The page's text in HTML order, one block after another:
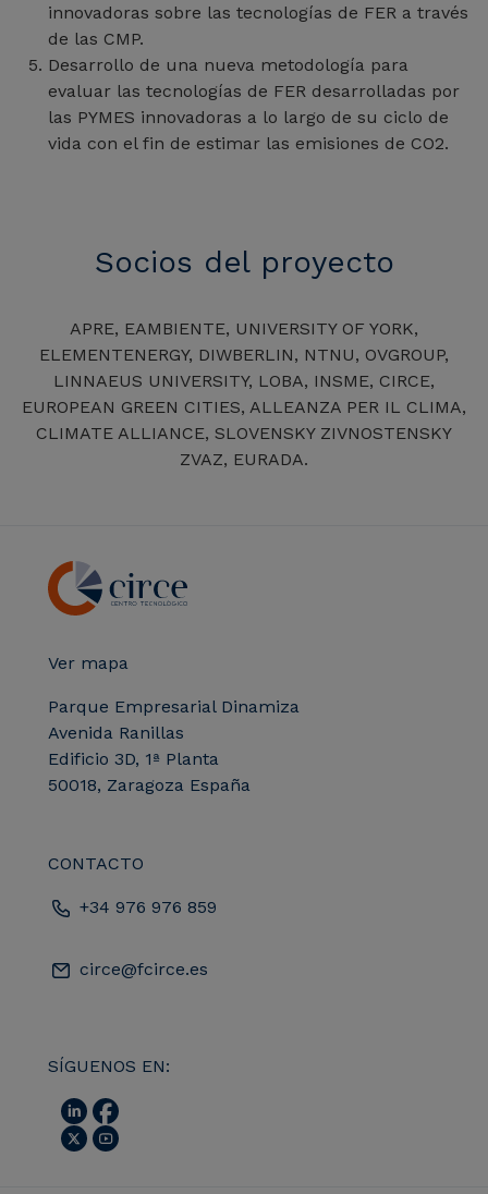
innovadoras sobre las tecnologías de FER a través
de las CMP.
Desarrollo de una nueva metodología para
evaluar las tecnologías de FER desarrolladas por
las PYMES innovadoras a lo largo de su ciclo de
vida con el fin de estimar las emisiones de CO2.
Socios del proyecto
APRE, EAMBIENTE, UNIVERSITY OF YORK,
ELEMENTENERGY, DIWBERLIN, NTNU, OVGROUP,
LINNAEUS UNIVERSITY, LOBA, INSME, CIRCE,
EUROPEAN GREEN CITIES, ALLEANZA PER IL CLIMA,
CLIMATE ALLIANCE, SLOVENSKY ZIVNOSTENSKY
ZVAZ, EURADA.
Ver mapa
Parque Empresarial Dinamiza
Avenida Ranillas
Edificio 3D, 1ª Planta
50018, Zaragoza España
CONTACTO
+34 976 976 859
circe@fcirce.es
SÍGUENOS EN: